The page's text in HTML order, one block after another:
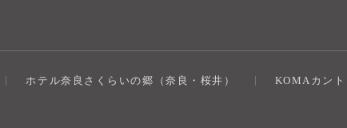
ホテル奈良さくらいの郷（奈良・桜井）
KOMAカン